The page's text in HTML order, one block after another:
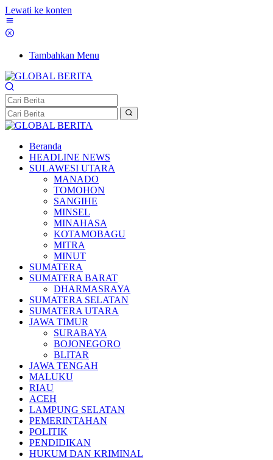
Lewati ke konten
Tambahkan Menu
Beranda
HEADLINE NEWS
SULAWESI UTARA
MANADO
TOMOHON
SANGIHE
MINSEL
MINAHASA
KOTAMOBAGU
MITRA
MINUT
SUMATERA
SUMATERA BARAT
DHARMASRAYA
SUMATERA SELATAN
SUMATERA UTARA
JAWA TIMUR
SURABAYA
BOJONEGORO
BLITAR
JAWA TENGAH
MALUKU
RIAU
ACEH
LAMPUNG SELATAN
PEMERINTAHAN
POLITIK
PENDIDIKAN
HUKUM DAN KRIMINAL